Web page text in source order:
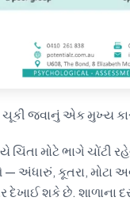
ચૂકી જવાનું એક મુખ્ય
મોટે ભાગે ચોંટી
અંધારું, કૂતરા, મોટા
દેખાઈ શકે છે. શાળાના